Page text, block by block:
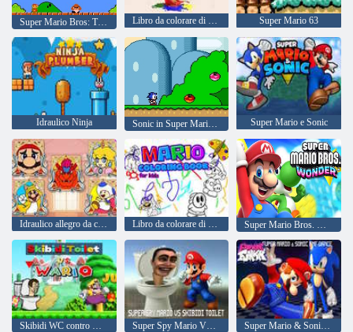
Super Mario Bros: Trucchi per due giocatori Libro da colorare di Mario Rush Super Mario 63
Idraulico Ninja Sonic in Super Mario World Super Mario e Sonic
Idraulico allegro da colorare Libro da colorare di Mario per bambini Super Mario Bros. meraviglia v. 2
Skibidi WC contro Wario Super Spy Mario VS Skibidi WC Super Mario & Sonic FNF Danza